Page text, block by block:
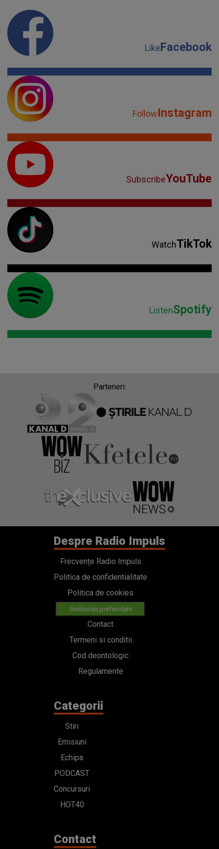
LikeFacebook
FollowInstagram
SubscribeYouTube
WatchTikTok
ListenSpotify
Parteneri:
Despre Radio Impuls
Frecvențe Radio Impuls
Politica de confidentialitate
Politica de cookies
Gestionați preferințele
Contact
Termeni si conditii
Cod deontologic
Regulamente
Categorii
Stiri
Emisiuni
Echipa
PODCAST
Concursuri
HOT40
Contact